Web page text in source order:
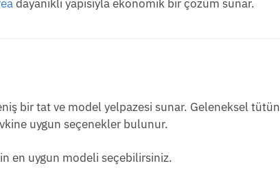
dayanıklı yapısıyla ekonomik bir çözüm sunar.
bir tat ve model yelpazesi sunar. Geleneksel tütün
uygun seçenekler bulunur.
en uygun modeli seçebilirsiniz.